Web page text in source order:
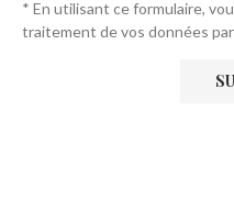
* En utilisant ce formulaire,
traitement de vos données